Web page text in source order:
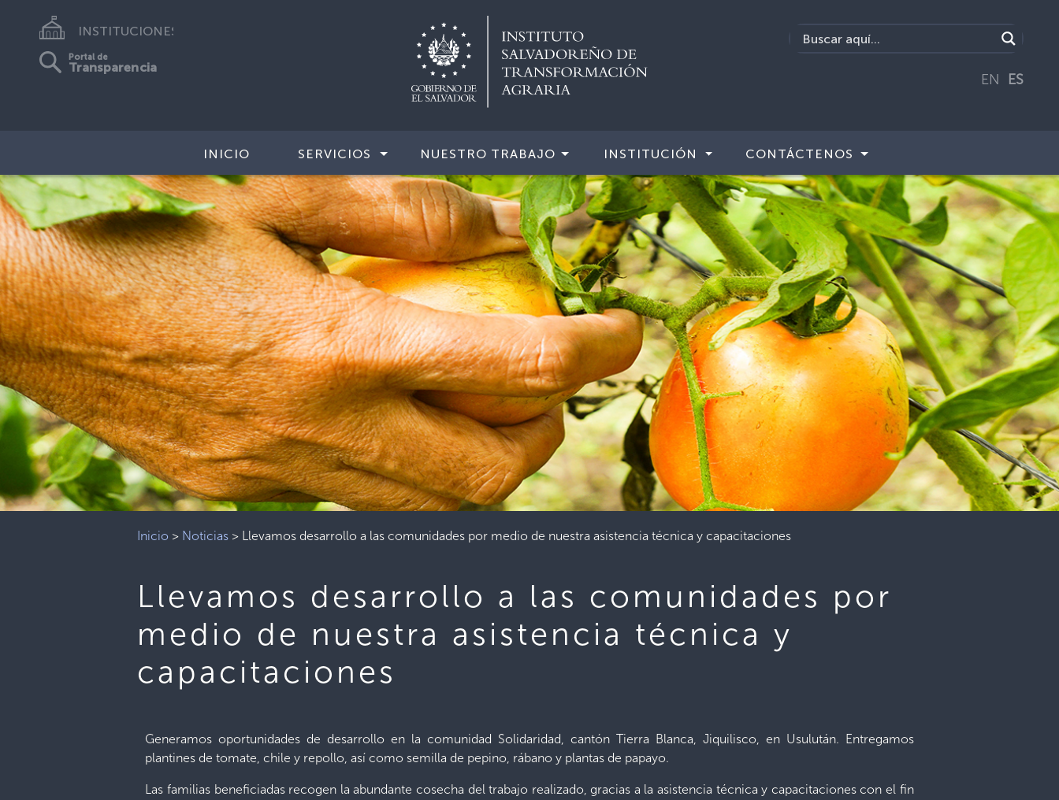
INSTITUCIONES
Portal de
Transparencia
EN ES
INICIO SERVICIOS NUESTRO TRABAJO INSTITUCIÓN CONTÁCTENOS
Inicio > Noticias > Llevamos desarrollo a las comunidades por medio de nuestra asistencia técnica y capacitaciones
Llevamos desarrollo a las comunidades por
medio de nuestra asistencia técnica y
capacitaciones
Generamos oportunidades de desarrollo en la comunidad Solidaridad, cantón Tierra Blanca, Jiquilisco, en Usulután. Entregamos
plantines de tomate, chile y repollo, así como semilla de pepino, rábano y plantas de papayo.
Las familias beneficiadas recogen la abundante cosecha del trabajo realizado, gracias a la asistencia técnica y capacitaciones con el fin